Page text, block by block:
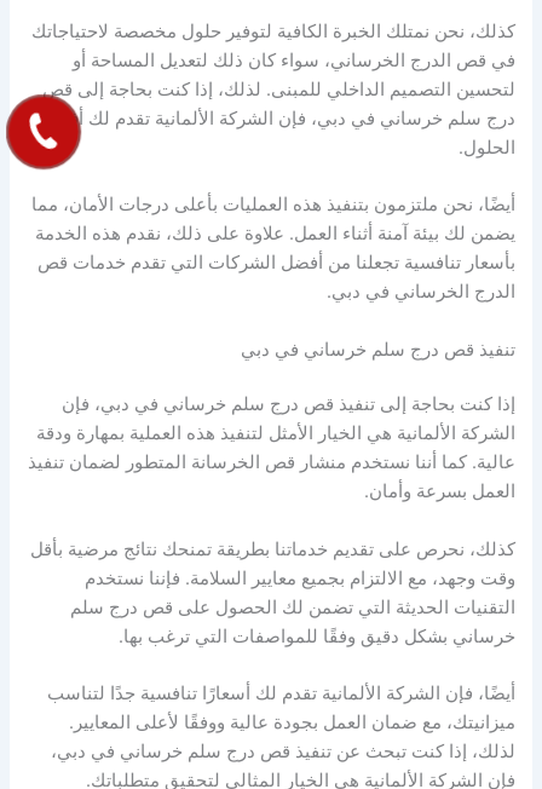
كذلك، نحن نمتلك الخبرة الكافية لتوفير حلول مخصصة لاحتياجاتك
في قص الدرج الخرساني، سواء كان ذلك لتعديل المساحة أو
لتحسين التصميم الداخلي للمبنى. لذلك، إذا كنت بحاجة إلى قص
درج سلم خرساني في دبي، فإن الشركة الألمانية تقدم لك أفضل
الحلول.
أيضًا، نحن ملتزمون بتنفيذ هذه العمليات بأعلى درجات الأمان، مما
يضمن لك بيئة آمنة أثناء العمل. علاوة على ذلك، نقدم هذه الخدمة
بأسعار تنافسية تجعلنا من أفضل الشركات التي تقدم خدمات قص
الدرج الخرساني في دبي.
تنفيذ قص درج سلم خرساني في دبي
إذا كنت بحاجة إلى تنفيذ قص درج سلم خرساني في دبي، فإن
الشركة الألمانية هي الخيار الأمثل لتنفيذ هذه العملية بمهارة ودقة
عالية. كما أننا نستخدم منشار قص الخرسانة المتطور لضمان تنفيذ
العمل بسرعة وأمان.
كذلك، نحرص على تقديم خدماتنا بطريقة تمنحك نتائج مرضية بأقل
وقت وجهد، مع الالتزام بجميع معايير السلامة. فإننا نستخدم
التقنيات الحديثة التي تضمن لك الحصول على قص درج سلم
خرساني بشكل دقيق وفقًا للمواصفات التي ترغب بها.
أيضًا، فإن الشركة الألمانية تقدم لك أسعارًا تنافسية جدًا لتناسب
ميزانيتك، مع ضمان العمل بجودة عالية ووفقًا لأعلى المعايير.
لذلك، إذا كنت تبحث عن تنفيذ قص درج سلم خرساني في دبي،
فإن الشركة الألمانية هي الخيار المثالي لتحقيق متطلباتك.